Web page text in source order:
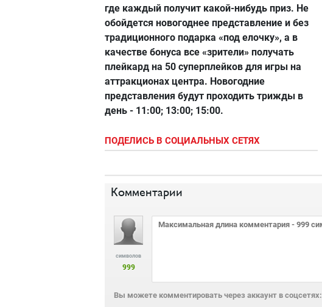
где каждый получит какой-нибудь приз. Не
обойдется новогоднее представление и без
традиционного подарка «под елочку», а в
качестве бонуса все «зрители» получать
плейкард на 50 суперплейков для игры на
аттракционах центра. Новогодние
представления будут проходить трижды в
день - 11:00; 13:00; 15:00.
ПОДЕЛИСЬ В СОЦИАЛЬНЫХ СЕТЯХ
Комментарии
символов
999
Вы можете комментировать через аккаунт в соцсетях: